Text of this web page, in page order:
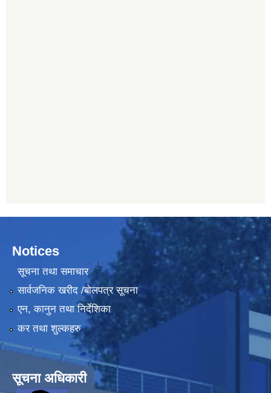
Notices
सूचना तथा समाचार
सार्वजनिक खरीद /बोलपत्र सूचना
एन, कानुन तथा निर्देशिका
कर तथा शुल्कहरु
सूचना अधिकारी